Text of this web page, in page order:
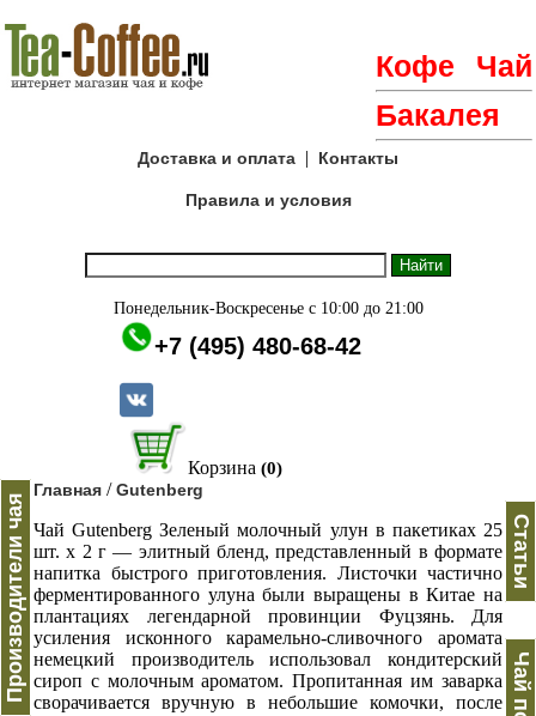
Кофе
Чай
Бакалея
Доставка и оплата | Контакты
Правила и условия
Понедельник-Воскресенье с 10:00 до 21:00
+7 (495) 480-68-42
Корзина (0)
Производители чая
Главная /Gutenberg
Чай Gutenberg Зеленый молочный улун в пакетиках 25
шт. х 2 г — элитный бленд, представленный в формате
напитка быстрого приготовления. Листочки частично
ферментированного улуна были выращены в Китае на
плантациях легендарной провинции Фуцзянь. Для
усиления исконного карамельно-сливочного аромата
немецкий производитель использовал кондитерский
сироп с молочным ароматом. Пропитанная им заварка
сворачивается вручную в небольшие комочки, после
Статьи